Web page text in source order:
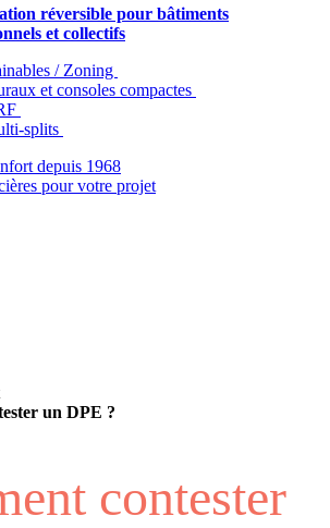
réversible pour bâtiments
et collectifs
/ Zoning
et consoles compactes
splits
depuis 1968
pour votre projet
un DPE ?
contester